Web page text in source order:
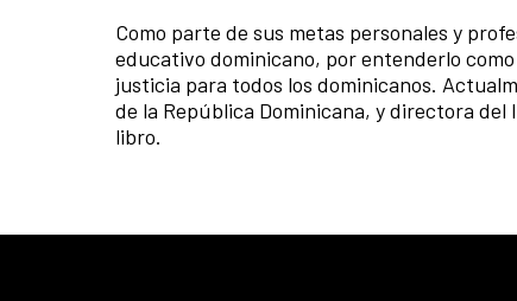
Como parte de sus metas personales y
educativo dominicano, por entenderlo
justicia para todos los dominicanos.
de la República Dominicana, y directora
libro.